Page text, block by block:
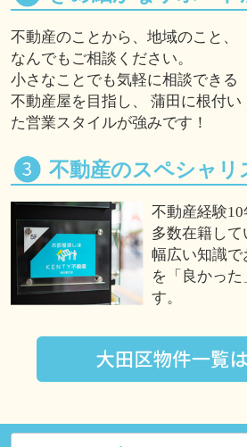
不動産のことから、地域のこと、
なんでもご相談ください。
小さなことでも気軽に相談できる
不動産屋を目指し、 蒲田に根付い
た営業スタイルが強みです！
不動産のスペシャリ
不動産経験
多数在籍して
幅広い知識で
を「良かった
す。